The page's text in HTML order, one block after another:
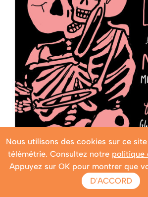
Nous utilisons des cookies sur ce
télémétrie. Consultez notre politique
Appuyez sur OK pour montrer que
D'ACCORD